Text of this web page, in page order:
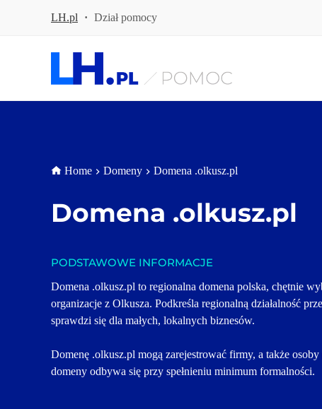
d
LH.pl · Dział pomocy
Home Domeny Domena .olkusz.pl
Domena .olkusz.pl
PODSTAWOWE INFORMACJE
Domena .olkusz.pl to regionalna domena polska, chętnie
organizacje z Olkusza. Podkreśla regionalną działalność
sprawdzi się dla małych, lokalnych biznesów.
Domenę .olkusz.pl mogą zarejestrować firmy, a także
domeny odbywa się przy spełnieniu minimum formalności.